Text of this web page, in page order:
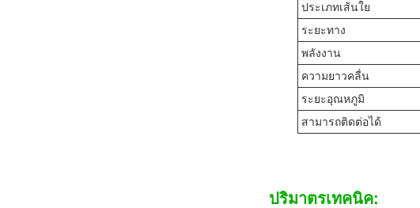
ประเภทเส้นใย
ระยะทาง
พลังงาน
ความยาวคลื่น
ระยะอุณหภูมิ
สามารถติดต่อได้
ปริมาตรเทคนิค: